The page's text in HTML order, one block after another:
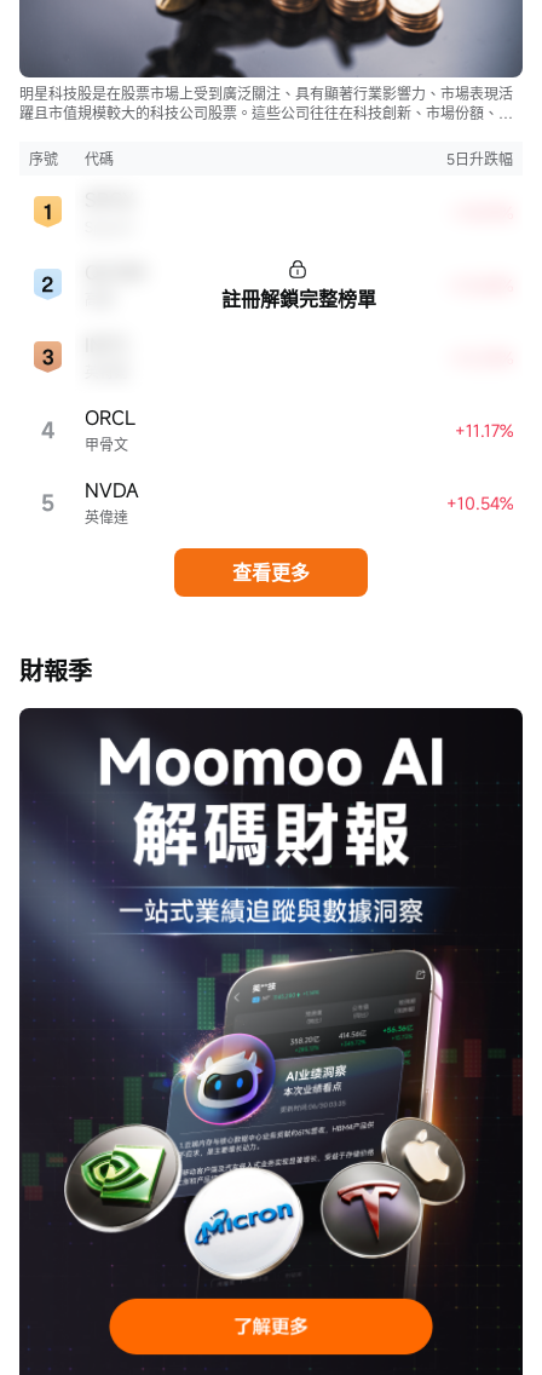
明星科技股是在股票市場上受到廣泛關注、具有顯著行業影響力、市場表現活
躍且市值規模較大的科技公司股票。這些公司往往在科技創新、市場份額、品
市，特別是科技行業板塊乃至全球經濟具有顯著影響。
序號 代碼 5日升跌幅
4 甲骨文
ORCL +11.17%
5 英偉達
NVDA +10.54%
註冊解鎖完整榜單
查看更多
財報季